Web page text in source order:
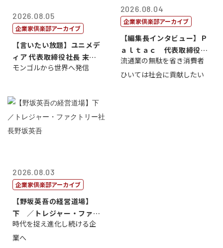
2026.08.05
企業家倶楽部アーカイブ
【言いたい放題】ユニメデ
ィア 代表取締役社長 末田
真
モンゴルから世界へ発信
2026.08.04
企業家倶楽部アーカイブ
【編集長インタビュー】Ｐ
ａｌｔａｃ 代表取締役会
長三木田國夫
流通業の無駄を省き消費者
ひいては社会に貢献したい
2026.08.03
企業家倶楽部アーカイブ
【野坂英吾の経営道場】
下 ／トレジャー・ファク
トリー社長野坂...
時代を捉え進化し続ける企
業へ